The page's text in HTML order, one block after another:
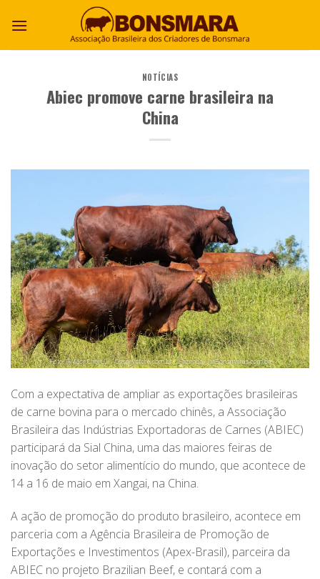
NOTÍCIAS
Abiec promove carne brasileira na
China
Com a expectativa de ampliar as exportações brasileiras
de carne bovina para o mercado chinês, a Associação
Brasileira das Indústrias Exportadoras de Carnes (ABIEC)
participará da Sial China, uma das maiores feiras de
inovação do setor alimentício do mundo, que acontece de
14 a 16 de maio em Xangai, na China.
A ação de promoção do produto brasileiro, acontece em
parceria com a Agência Brasileira de Promoção de
Exportações e Investimentos (Apex-Brasil), parceira da
ABIEC no projeto Brazilian Beef, e contará com a